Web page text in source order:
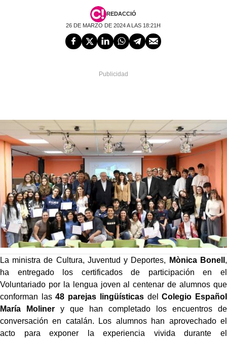
REDACCIÓ
26 DE MARZO DE 2024 A LAS 18:21H
La ministra de Cultura, Juventud y Deportes, Mònica Bonell ,
ha entregado los certificados de participación en el
Voluntariado por la lengua joven al centenar de alumnos que
conforman las48 parejas lingüísticasdelColegio Español
María Moliner y que han completado los encuentros de
conversación en catalán. Los alumnos han aprovechado el
acto para exponer la experiencia vivida durante el